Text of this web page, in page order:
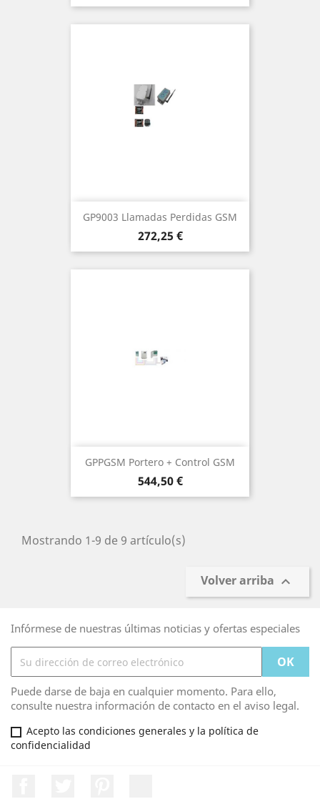
GP9003 Llamadas Perdidas GSM
Precio
272,25 €
GPPGSM Portero + Control GSM
Precio
544,50 €
Mostrando 1-9 de 9 artículo(s)
Volver arriba 
Infórmese de nuestras últimas noticias y ofertas especiales
Puede darse de baja en cualquier momento. Para ello,
consulte nuestra información de contacto en el aviso legal.
Acepto las condiciones generales y la política de
confidencialidad